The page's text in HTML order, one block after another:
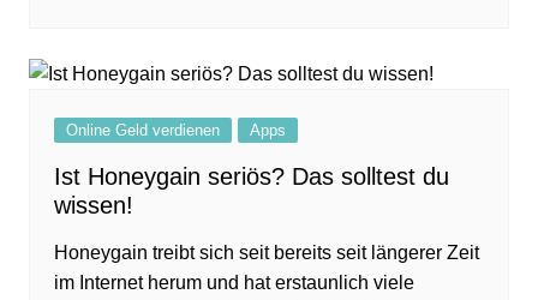
Online Geld verdienen Apps
Ist Honeygain seriös? Das solltest du
wissen!
Honeygain treibt sich seit bereits seit längerer Zeit
im Internet herum und hat erstaunlich viele